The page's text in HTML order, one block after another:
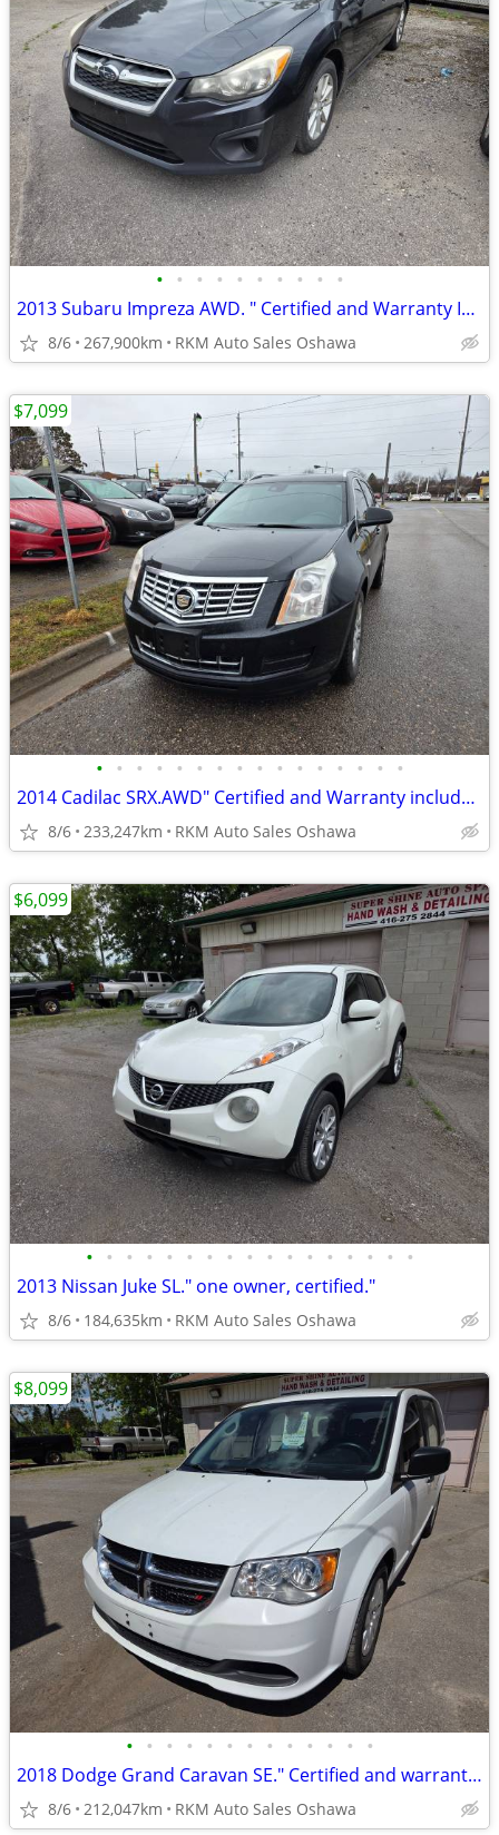
• • • • • • • • • •
2013 Subaru Impreza AWD. " Certified and Warranty Included."
8/6 267,900km RKM Auto Sales Oshawa
• • • • • • • • • • • • • • • •
2014 Cadilac SRX.AWD" Certified and Warranty included."
8/6 233,247km RKM Auto Sales Oshawa
$7,099
• • • • • • • • • • • • • • • • •
2013 Nissan Juke SL." one owner, certified."
8/6 184,635km RKM Auto Sales Oshawa
$6,099
• • • • • • • • • • • • •
2018 Dodge Grand Caravan SE." Certified and warranty Included.
8/6 212,047km RKM Auto Sales Oshawa
$8,099